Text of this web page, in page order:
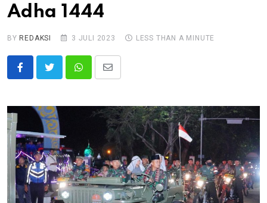
Adha 1444
BY REDAKSI 3 JULI 2023 LESS THAN A MINUTE
WhatsappShare
Email